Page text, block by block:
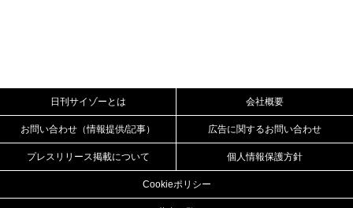
日刊サイゾーとは 会社概要
お問い合わせ（情報提供/記事） 広告に関するお問い合わせ
プレスリリース掲載について 個人情報保護方針
Cookieポリシー